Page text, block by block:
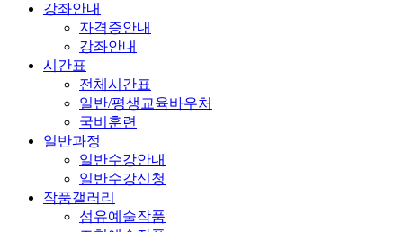
강좌안내
자격증안내
강좌안내
시간표
전체시간표
일반/평생교육바우처
국비훈련
일반과정
일반수강안내
일반수강신청
작품갤러리
섬유예술작품